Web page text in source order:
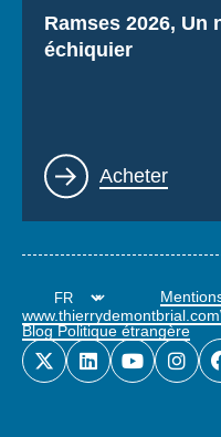
Titre
Ramses 2026, Un
échiquier
Lien
Acheter
www.thierrydemontbrial.com
Blog Politique étrangère